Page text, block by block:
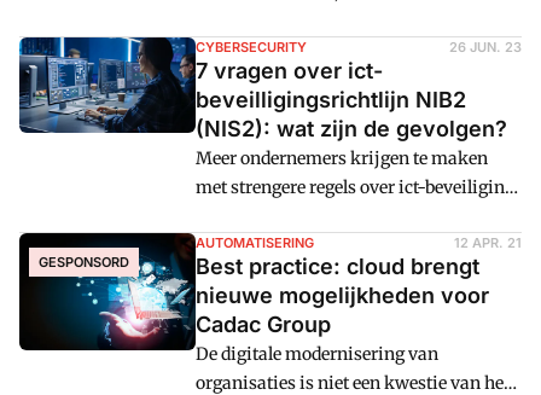
methode biedt uitkomst.
in 2027. De computersystemen worden
volop vernieuwd en uit de jaren 80 naar
de 21ste eeuw gesleurd.
CYBERSECURITY 26 JUN. 23
7 vragen over ict-
beveilligingsrichtlijn NIB2
(NIS2): wat zijn de gevolgen?
Meer ondernemers krijgen te maken
met strengere regels over ict-beveiliging.
NIS wordt uitgebreid, zodat niet alleen
kritieke infrastructuur beter wordt
beveiligd en ondersteund, maar ook
bedrijven die diensten leveren voor
essentiële sectoren.
GESPONSORD
AUTOMATISERING 12 APR. 21
Best practice: cloud brengt
nieuwe mogelijkheden voor
Cadac Group
De digitale modernisering van
organisaties is niet een kwestie van her